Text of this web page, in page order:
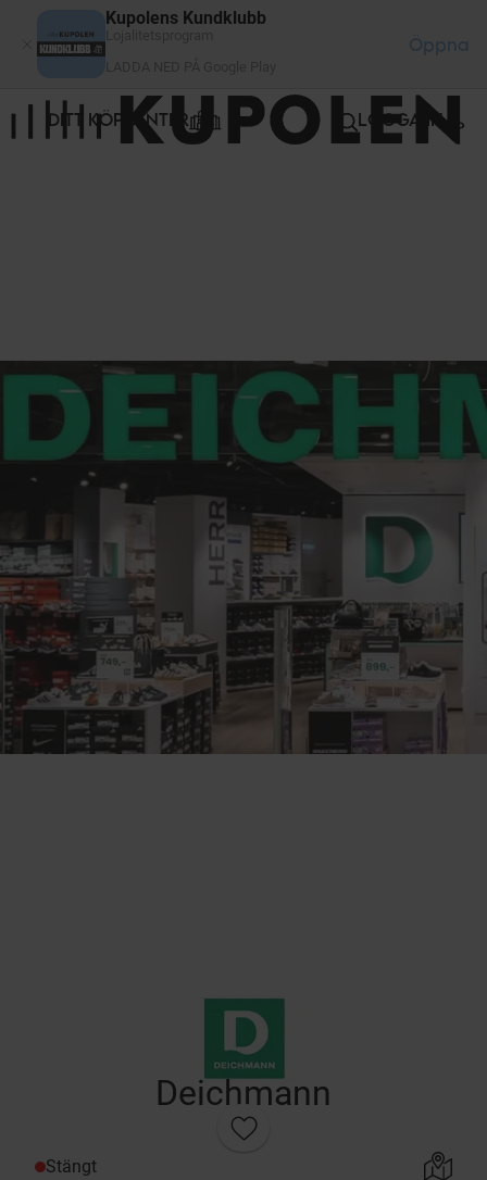
Kupolens Kundklubb
Öppna
DITT KÖPCENTER LOGGA IN
Deichmann
Stängt
Cookie- hanteringspanel